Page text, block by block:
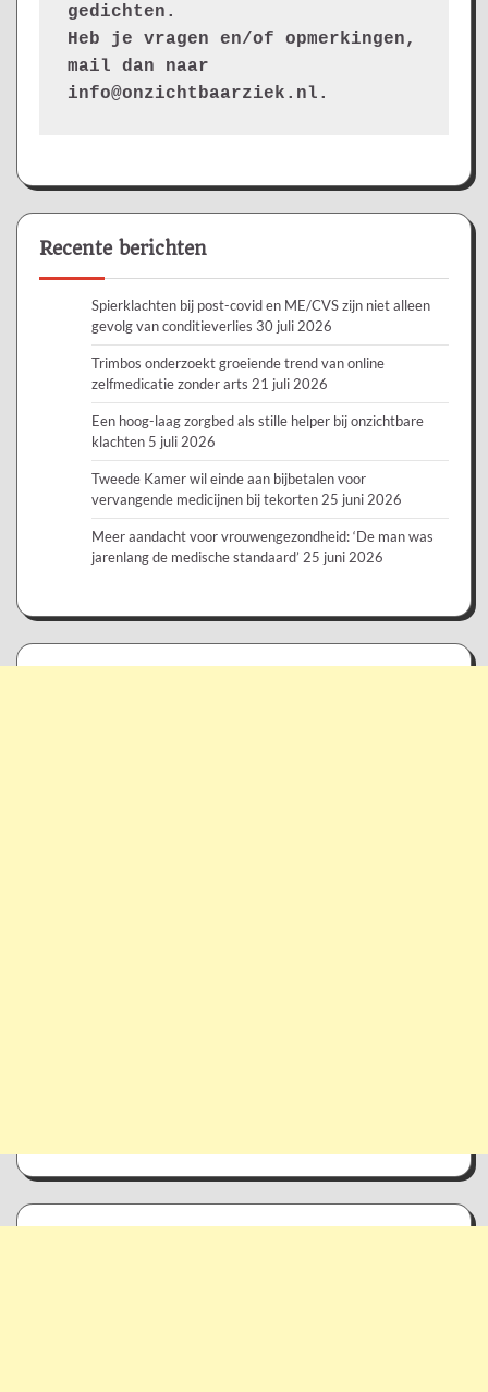
gedichten.
Heb je vragen en/of opmerkingen,
mail dan naar
info@onzichtbaarziek.nl.
Recente berichten
Spierklachten bij post-covid en ME/CVS zijn niet alleen
gevolg van conditieverlies 30 juli 2026
Trimbos onderzoekt groeiende trend van online
zelfmedicatie zonder arts 21 juli 2026
Een hoog-laag zorgbed als stille helper bij onzichtbare
klachten 5 juli 2026
Tweede Kamer wil einde aan bijbetalen voor
vervangende medicijnen bij tekorten 25 juni 2026
Meer aandacht voor vrouwengezondheid: ‘De man was
jarenlang de medische standaard’ 25 juni 2026